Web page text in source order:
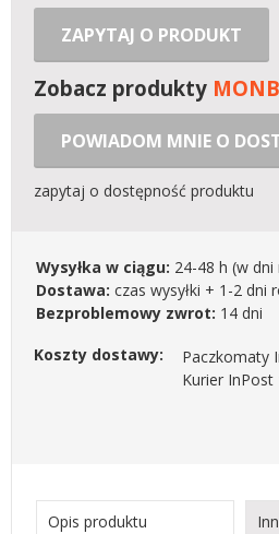
ZAPYTAJ O PRODUKT
Zobacz produkty
POWIADOM MNIE O
zapytaj o dostępność produktu
Wysyłka w ciągu: 24-48 h (w dni
Dostawa: czas wysyłki + 1-2 dni
Bezproblemowy zwrot: 14 dni
Koszty dostawy:
Paczkomaty
Kurier InPost
Opis produktu